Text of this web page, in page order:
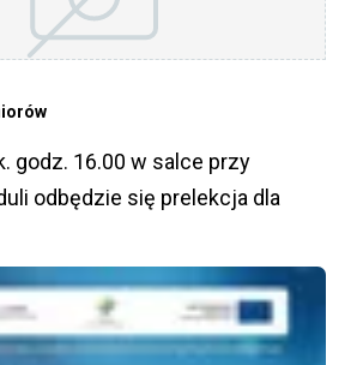
godz. 16.00 w salce przy
odbędzie się prelekcja dla